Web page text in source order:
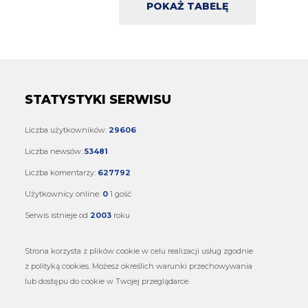
POKAŻ TABELĘ
STATYSTYKI SERWISU
Liczba użytkowników: 29606
Liczba newsów: 53481
Liczba komentarzy: 627792
Użytkownicy online: 0 1 gość
Serwis istnieje od 2003 roku
Strona korzysta z plików cookie w celu realizacji usług zgodnie
z polityką cookies. Możesz określich warunki przechowywania
lub dostępu do cookie w Twojej przeglądarce.